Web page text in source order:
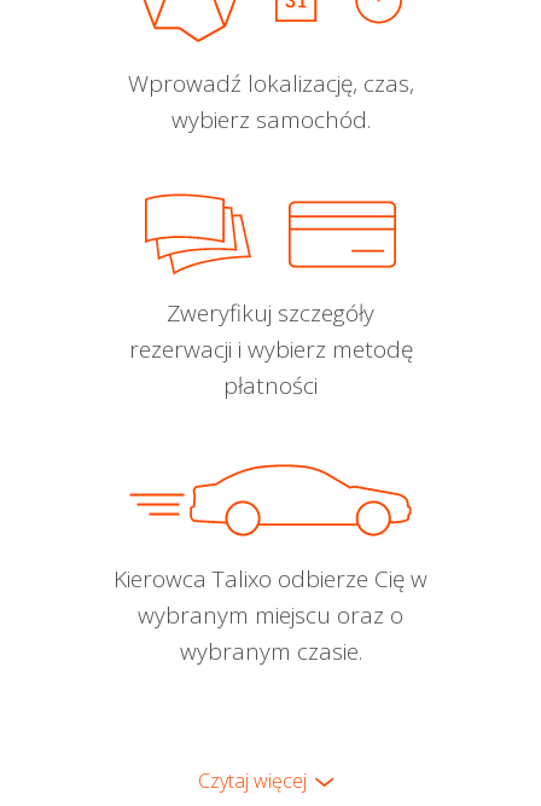
Wprowadź lokalizację, czas,
wybierz samochód.
Zweryfikuj szczegóły
rezerwacji i wybierz metodę
płatności
Kierowca Talixo odbierze Cię w
wybranym miejscu oraz o
wybranym czasie.
Czytaj więcej